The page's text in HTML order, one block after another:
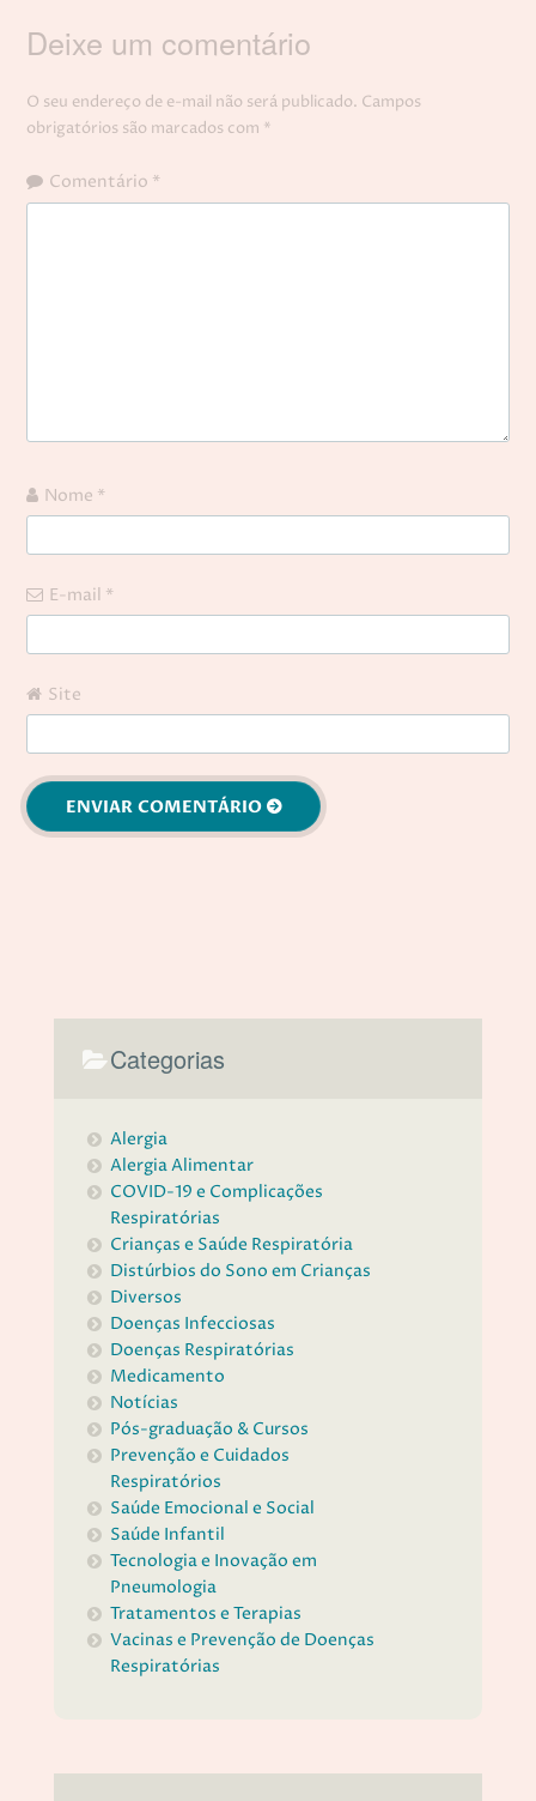
Deixe um comentário
O seu endereço de e-mail não será publicado. Campos
obrigatórios são marcados com *
Comentário *
Nome *
E-mail *
Site
Categorias
Alergia
Alergia Alimentar
COVID-19 e Complicações
Respiratórias
Crianças e Saúde Respiratória
Distúrbios do Sono em Crianças
Diversos
Doenças Infecciosas
Doenças Respiratórias
Medicamento
Notícias
Pós-graduação & Cursos
Prevenção e Cuidados
Respiratórios
Saúde Emocional e Social
Saúde Infantil
Tecnologia e Inovação em
Pneumologia
Tratamentos e Terapias
Vacinas e Prevenção de Doenças
Respiratórias